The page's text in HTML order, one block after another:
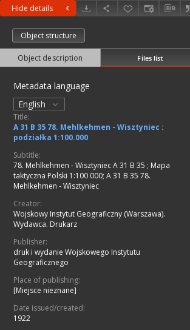
Hide details
Object structure
Object description Files list
Metadata language
English
Title:
A 31 B 35 78. Mehlkehmen - Wisztyniec :
podziałka 1:100.000
Subtitle:
78. Mehlkehmen - Wisztyniec A 31 B 35 ; Mapa
taktyczna Polski 1:100 000; A 31 B 35 78.
Mehlkehmen - Wisztyniec
Creator:
Wojskowy Instytut Geograficzny (Warszawa).
Wydawca. Drukarz
Publisher:
druk i wydanie Wojskowego Instytutu
Geograficznego
Place of publishing:
[Miejsce nieznane]
Date issued/created:
1922